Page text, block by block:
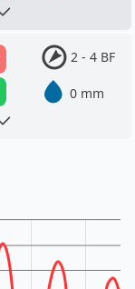
2 - 4 BF
0 mm